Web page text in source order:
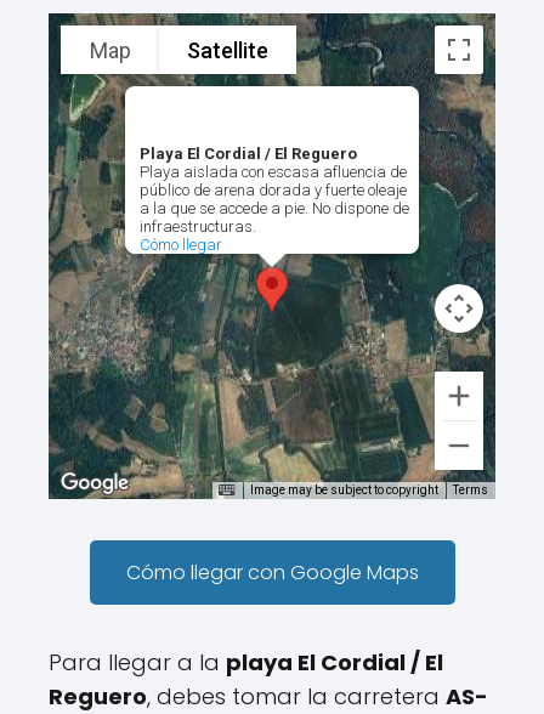
Playa El Cordial / El Reguero
Playa aislada con escasa afluencia de
público de arena dorada y fuerte oleaje
a la que se accede a pie. No dispone de
infraestructuras.
Cómo llegar
Map Satellite
Image may be subject to copyright Terms
Cómo llegar con Google Maps
Para llegar a la playa El Cordial / El
Reguero, debes tomar la carretera AS-